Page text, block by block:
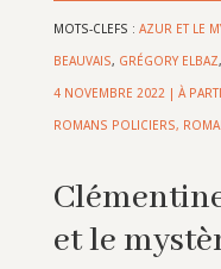
MOTS-CLEFS : AZUR ET LE
BEAUVAIS, GRÉGORY ELBAZ,
4 NOVEMBRE 2022 | À
ROMANS POLICIERS,
et le